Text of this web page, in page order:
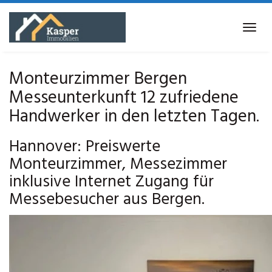
Skip
main
Monteurzimmer Bergen
Messeunterkunft 12 zufriedene
Handwerker in den letzten Tagen.
Hannover: Preiswerte
Monteurzimmer, Messezimmer
inklusive Internet Zugang für
Messebesucher aus Bergen.